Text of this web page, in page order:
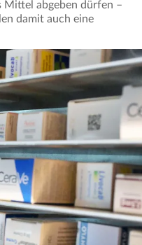
Mittel abgeben dürfen –
damit auch eine